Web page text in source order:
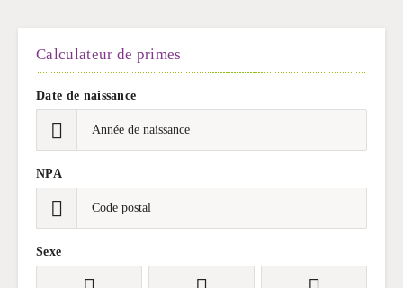
Calculateur de primes
Date de naissance
NPA
Sexe